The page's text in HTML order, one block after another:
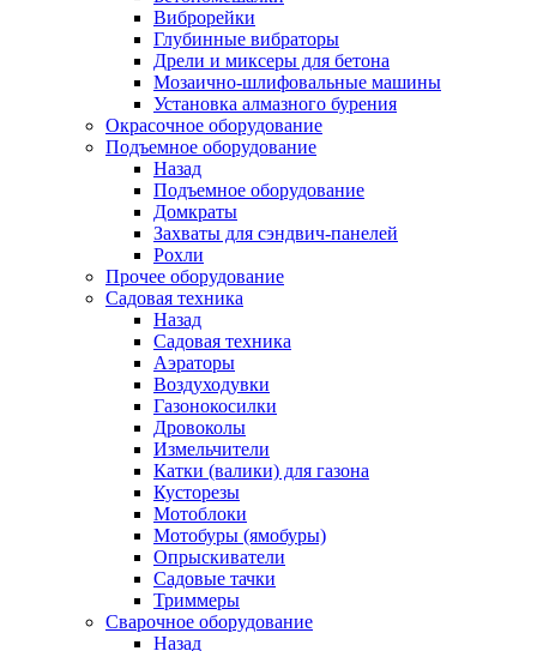
Виброрейки
Глубинные вибраторы
Дрели и миксеры для бетона
Мозаично-шлифовальные машины
Установка алмазного бурения
Окрасочное оборудование
Подъемное оборудование
Назад
Подъемное оборудование
Домкраты
Захваты для сэндвич-панелей
Рохли
Прочее оборудование
Садовая техника
Назад
Садовая техника
Аэраторы
Воздуходувки
Газонокосилки
Дровоколы
Измельчители
Катки (валики) для газона
Кусторезы
Мотоблоки
Мотобуры (ямобуры)
Опрыскиватели
Садовые тачки
Триммеры
Сварочное оборудование
Назад